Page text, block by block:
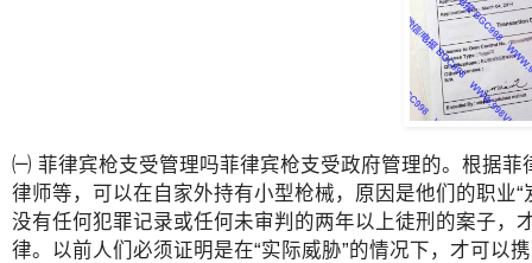
㈠ 菲律宾枪支受管理吗菲律宾枪支受政府管理的。根据
律师等，可以在自家外持有小型枪械，原因是他们的职业
没有任何犯罪记录或任何未审判的两年以上徒刑的案子
律。以前人们必须证明是在“实际威胁”的情况下，才可以